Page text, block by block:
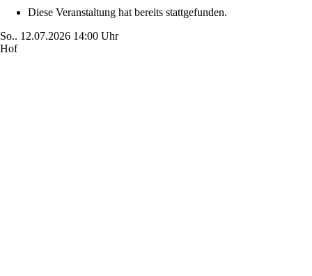
Diese Veranstaltung hat bereits stattgefunden.
So.. 12.07.2026 14:00 Uhr
Hof